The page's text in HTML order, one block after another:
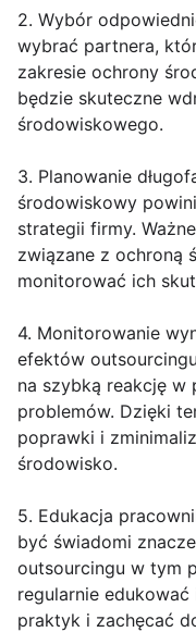
2. Wybór
wybrać partnera,
zakresie ochrony
będzie skuteczne
środowiskowego.
3. Planowanie
środowiskowy
strategii firmy.
związane z ochroną
monitorować ich
4. Monitorowanie
efektów
na szybką reakcję w
problemów. Dzięki
poprawki i
środowisko.
5. Edukacja
być świadomi
outsourcingu w tym
regularnie
praktyk i zachęcać